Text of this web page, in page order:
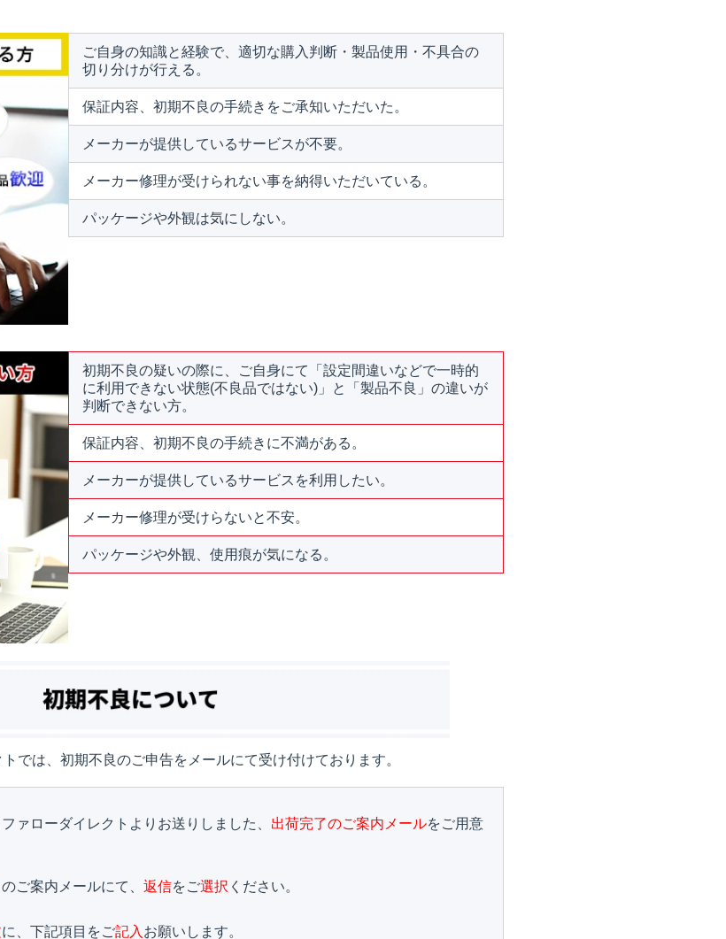
ご自身の知識と経験で、適切な購入判断・製品使用・不具合の
切り分けが行える。
保証内容、初期不良の手続きをご承知いただいた。
メーカーが提供しているサービスが不要。
メーカー修理が受けられない事を納得いただいている。
パッケージや外観は気にしない。
初期不良の疑いの際に、ご自身にて「設定間違いなどで一時的
に利用できない状態(不良品ではない)」と「製品不良」の違いが
判断できない方。
保証内容、初期不良の手続きに不満がある。
メーカーが提供しているサービスを利用したい。
メーカー修理が受けらないと不安。
パッケージや外観、使用痕が気になる。
では、初期不良のご申告をメールにて受け付けております。
ァローダイレクトよりお送りしました、 出荷完了のご案内メールをご用意
ご案内メールにて、 返信をご選択 ください。
に、下記項目をご記入 お願いします。